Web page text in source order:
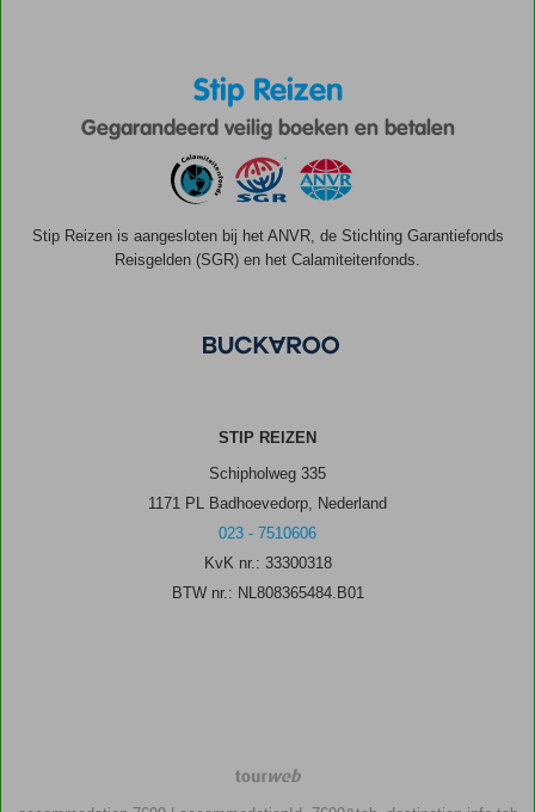
Stip Reizen
Gegarandeerd veilig boeken en betalen
Stip Reizen is aangesloten bij het ANVR, de Stichting Garantiefonds
Reisgelden (SGR) en het Calamiteitenfonds.
STIP REIZEN
Schipholweg 335
1171 PL Badhoevedorp, Nederland
023 - 7510606
KvK nr.: 33300318
BTW nr.: NL808365484.B01
TourWeb
©